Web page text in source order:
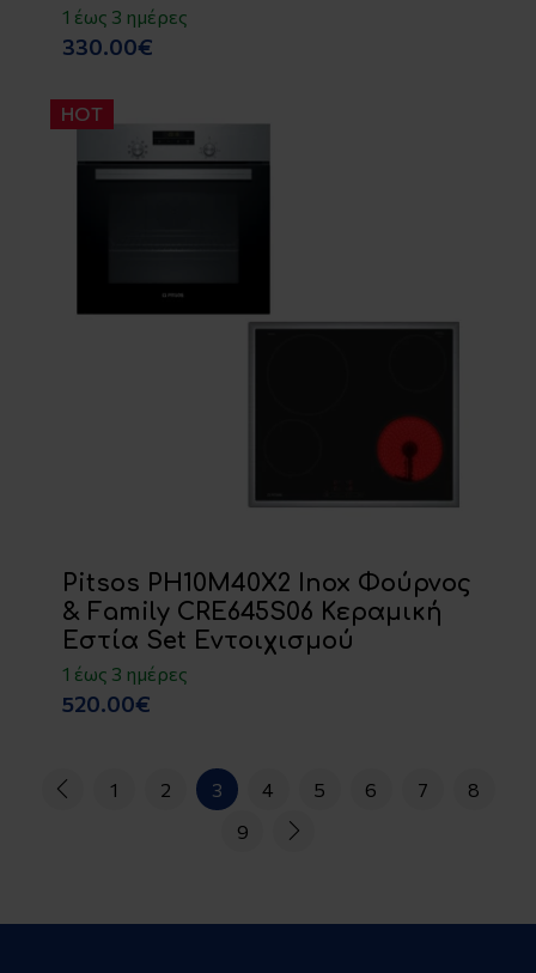
1 έως 3 ημέρες
330.00€
HOT
Pitsos PH10M40X2 Inox Φούρνος
& Family CRE645S06 Κεραμική
Εστία Set Εντοιχισμού
1 έως 3 ημέρες
520.00€
1 2 3 4 5 6 7
8
9